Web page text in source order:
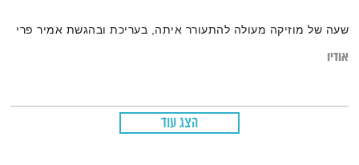
שעה של מוזיקה מעולה להתעורר איתה, בעריכת ובהגשת אמיר פרי
אודיו
הצג עוד